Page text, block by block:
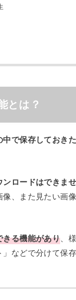
とは？
で保存しておき
ンロードはできま
、また見たい画
きる機能があり 、
などで分けて保